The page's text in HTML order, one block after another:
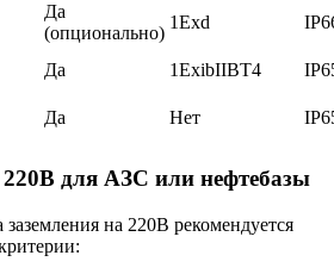
Да
(опционально)
1Exd
Да 1ExibIIBT4
Да Нет
для АЗС или нефтебазы
на 220В рекомендуется